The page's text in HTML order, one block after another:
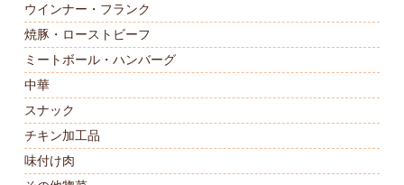
ウインナー・フランク
焼豚・ローストビーフ
ミートボール・ハンバーグ
中華
スナック
チキン加工品
味付け肉